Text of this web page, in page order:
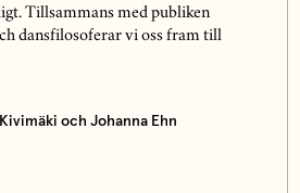
Tillsammans med publiken
dansfilosoferar vi oss fram till
och Johanna Ehn